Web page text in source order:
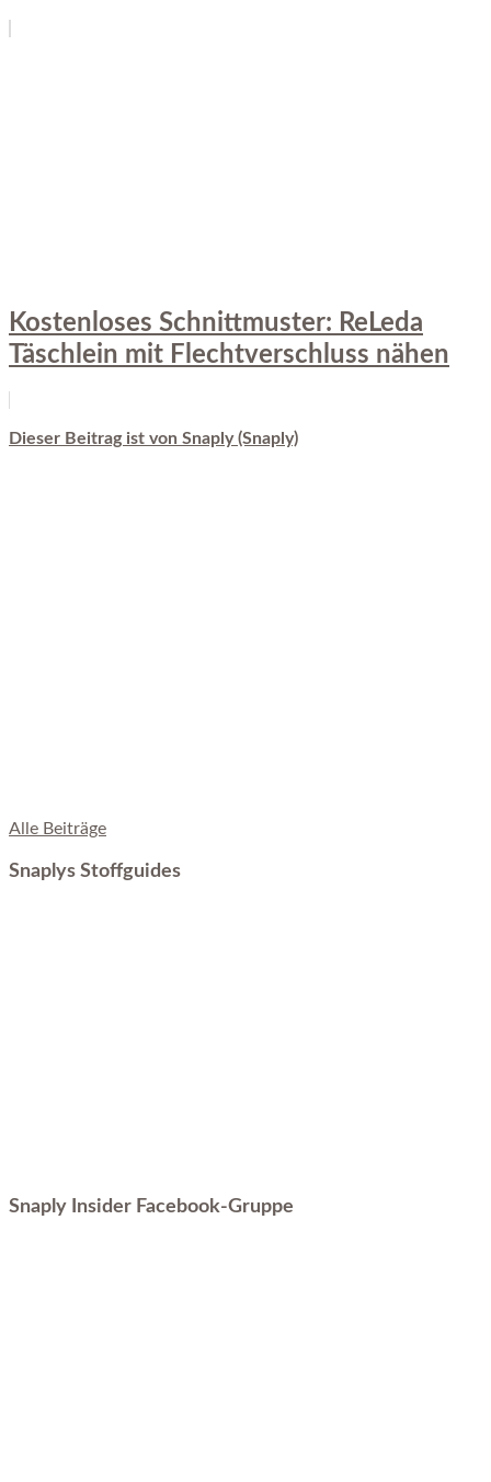
Kostenloses Schnittmuster: ReLeda
Täschlein mit Flechtverschluss nähen
Dieser Beitrag ist von Snaply (Snaply)
Alle Beiträge
Snaplys Stoffguides
Snaply Insider Facebook-Gruppe